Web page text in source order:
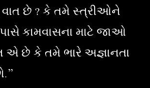
છે ? કે તમે સ્ત્રીઓને
કામવાસના માટે જાઓ
એ છે કે તમે ભારે અજ્ઞાનતા